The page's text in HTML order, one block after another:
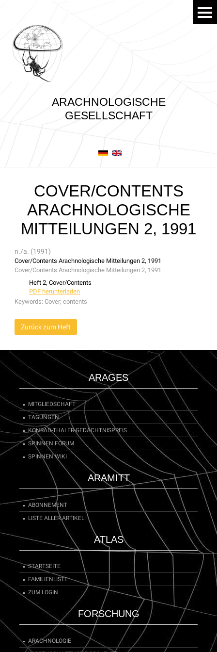
ARACHNOLOGISCHE
GESELLSCHAFT
COVER/CONTENTS
ARACHNOLOGISCHE
MITTEILUNGEN 2, 1991
n./a. (1991)
Cover/Contents Arachnologische Mitteilungen 2, 1991
Cover/Contents Arachnologische Mitteilungen 2, 1991
Heft 2, Cover/Contents
PDF herunterladen
Keywords: Cover; contents
Zurück zum Heft
ARAGES
MITGLIEDSCHAFT
TAGUNGEN
KONRAD-THALER-GEDÄCHTNISPREIS
SPINNEN FORUM
SPINNEN WIKI
ARAMITT
ABONNEMENT
LISTE ALLER ARTIKEL
ATLAS
STARTSEITE
FAMILIENLISTE
ZUM LOGIN
FORSCHUNG
ARACHNOLOGIE